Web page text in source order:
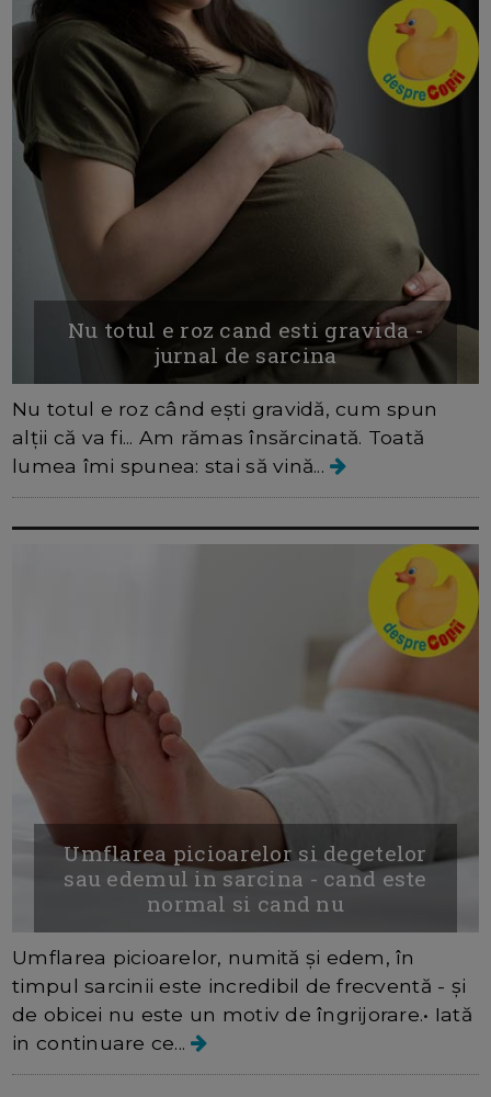
Nu totul e roz cand esti gravida -
jurnal de sarcina
Nu totul e roz când ești gravidă, cum spun
alții că va fi... Am rămas însărcinată. Toată
lumea îmi spunea: stai să vină...
Umflarea picioarelor si degetelor
sau edemul in sarcina - cand este
normal si cand nu
Umflarea picioarelor, numită și edem, în
timpul sarcinii este incredibil de frecventă - și
de obicei nu este un motiv de îngrijorare.• Iată
in continuare ce...